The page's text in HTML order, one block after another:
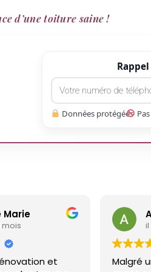
d’une toiture saine !
Données protégées
Annette
il y a 2 mois
Malgré un différent